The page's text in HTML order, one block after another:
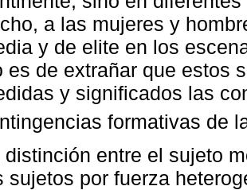
a las mujeres y
y de elite en los
es de extrañar que estos
y significados las
formativas de
distinción entre el sujeto
sujetos por fuerza